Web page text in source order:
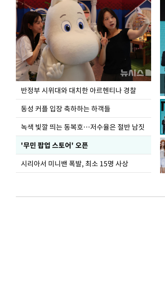
반정부 시위대와 대치한 아르헨티나 경찰
동성 커플 입장 축하하는 하객들
녹색 빛깔 띄는 동복호…저수율은 절반 남짓
'무민 팝업 스토어' 오픈
시리아서 미니밴 폭발, 최소 15명 사상